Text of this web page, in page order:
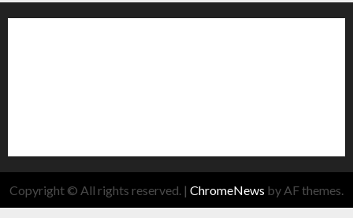
Copyright © All rights reserved. | ChromeNews by AF themes.